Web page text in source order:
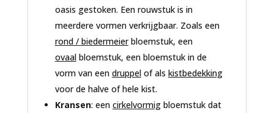
oasis gestoken. Een rouwstuk is in
meerdere vormen verkrijgbaar. Zoals een
rond / biedermeierbloemstuk, een
ovaalbloemstuk, een bloemstuk in de
vorm van een druppelof als kistbedekking
voor de halve of hele kist.
Kransen: een cirkelvormigbloemstuk dat